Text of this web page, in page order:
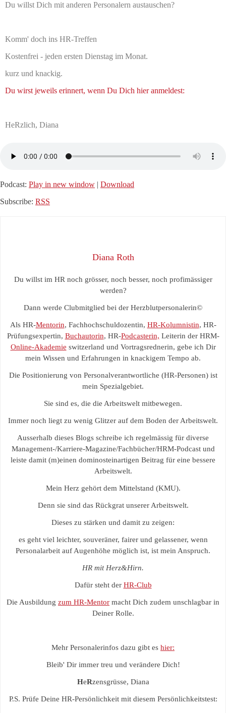
Du willst Dich mit anderen Personalern austauschen?
Komm' doch ins HR-Treffen
Kostenfrei - jeden ersten Dienstag im Monat.
kurz und knackig.
Du wirst jeweils erinnert, wenn Du Dich hier anmeldest:
HeRzlich, Diana
Podcast: Play in new window | Download
Subscribe: RSS
Diana Roth
Du willst im HR noch grösser, noch besser, noch profimässiger
werden?
Dann werde Clubmitglied bei der Herzblutpersonalerin©
Als HR-Mentorin, Fachhochschuldozentin, HR-Kolumnistin, HR-
Prüfungsexpertin, Buchautorin, HR-Podcasterin, Leiterin der HRM-
Online-Akademie switzerland und Vortragsrednerin, gebe ich Dir
mein Wissen und Erfahrungen in knackigem Tempo ab.
Die Positionierung von Personalverantwortliche (HR-Personen) ist
mein Spezialgebiet.
Sie sind es, die die Arbeitswelt mitbewegen.
Immer noch liegt zu wenig Glitzer auf dem Boden der Arbeitswelt.
Ausserhalb dieses Blogs schreibe ich regelmässig für diverse
Management-/Karriere-Magazine/Fachbücher/HRM-Podcast und
leiste damit (m)einen dominosteinartigen Beitrag für eine bessere
Arbeitswelt.
Mein Herz gehört dem Mittelstand (KMU).
Denn sie sind das Rückgrat unserer Arbeitswelt.
Dieses zu stärken und damit zu zeigen:
es geht viel leichter, souveräner, fairer und gelassener, wenn
Personalarbeit auf Augenhöhe möglich ist, ist mein Anspruch.
HR mit Herz&Hirn.
Dafür steht der HR-Club
Die Ausbildung zum HR-Mentor macht Dich zudem unschlagbar in
Deiner Rolle.
Mehr Personalerinfos dazu gibt es hier:
Bleib' Dir immer treu und verändere Dich!
HeRzensgrüsse, Diana
P.S. Prüfe Deine HR-Persönlichkeit mit diesem Persönlichkeitstest: